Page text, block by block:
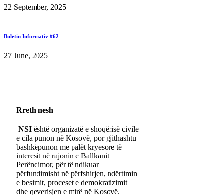
22 September, 2025
Buletin Informativ #62
27 June, 2025
Rreth nesh
NSI është organizatë e shoqërisë civile
e cila punon në Kosovë, por gjithashtu
bashkëpunon me palët kryesore të
interesit në rajonin e Ballkanit
Perëndimor, për të ndikuar
përfundimisht në përfshirjen, ndërtimin
e besimit, proceset e demokratizimit
dhe qeverisjen e mirë në Kosovë.